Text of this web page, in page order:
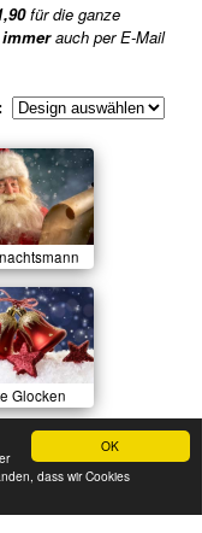
OK
dass wir Cookies
für die ganze
immerauch per E-Mail
Glocken